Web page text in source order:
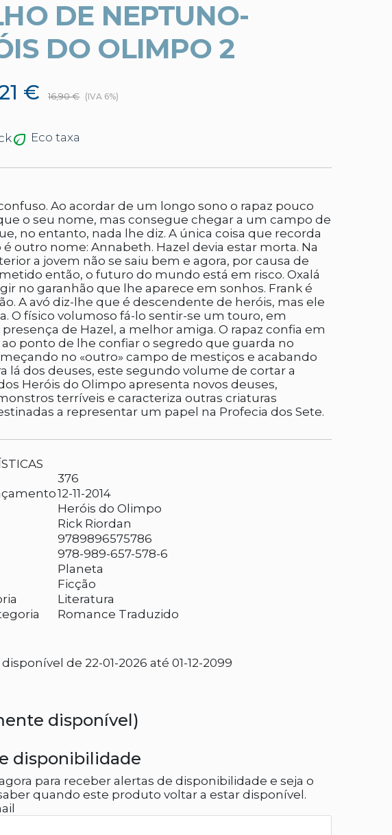
DE NEPTUNO-
DO OLIMPO 2
€ 16,90 € (IVA 6%)
Eco taxa
Ao acordar de um longo sono o rapaz pouco
o seu nome, mas consegue chegar a um campo de
no entanto, nada lhe diz. A única coisa que recorda
é outro nome: Annabeth. Hazel devia estar morta. Na
a jovem não se saiu bem e agora, por causa de
então, o futuro do mundo está em risco. Oxalá
no garanhão que lhe aparece em sonhos. Frank é
A avó diz-lhe que é descendente de heróis, mas ele
O físico volumoso fá-lo sentir-se um touro, em
de Hazel, a melhor amiga. O rapaz confia em
ponto de lhe confiar o segredo que guarda no
no «outro» campo de mestiços e acabando
lá dos deuses, este segundo volume de cortar a
Heróis do Olimpo apresenta novos deuses,
terríveis e caracteriza outras criaturas
a representar um papel na Profecia dos Sete.
376
12-11-2014
Heróis do Olimpo
Rick Riordan
9789896575786
978-989-657-578-6
Planeta
Ficção
Literatura
Romance Traduzido
de 22-01-2026 até 01-12-2099
disponível)
disponibilidade
para receber alertas de disponibilidade e seja o
quando este produto voltar a estar disponível.